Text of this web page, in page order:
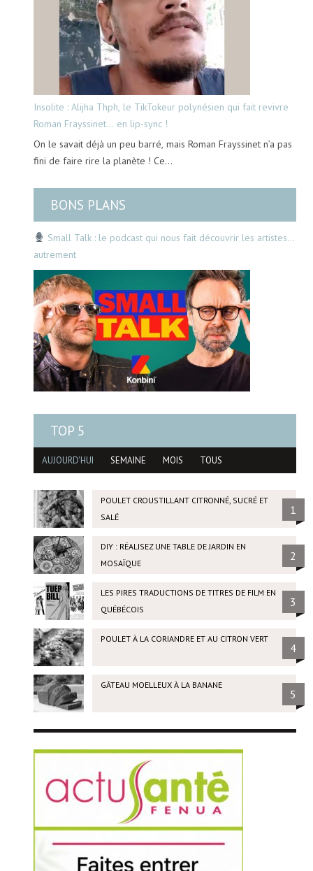
Insolite : Alijha Thph, le TikTokeur polynésien qui fait revivre
Roman Frayssinet… en lip-sync !
On le savait déjà un peu barré, mais Roman Frayssinet n’a pas
fini de faire rire la planète ! Ce…
BONS PLANS
Small Talk : le podcast qui nous fait découvrir les artistes…
autrement
TOP 5
AUJOURD'HUI SEMAINE MOIS TOUS
POULET CROUSTILLANT CITRONNÉ, SUCRÉ ET
SALÉ
1
DIY : RÉALISEZ UNE TABLE DE JARDIN EN
MOSAÏQUE
2
LES PIRES TRADUCTIONS DE TITRES DE FILM EN
QUÉBÉCOIS
3
POULET À LA CORIANDRE ET AU CITRON VERT
4
GÂTEAU MOELLEUX À LA BANANE
5